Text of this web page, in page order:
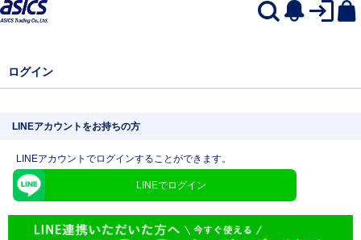
ログイン
LINEアカウントをお持ちの方
LINEアカウントでログインすることができます。
LINEでログイン